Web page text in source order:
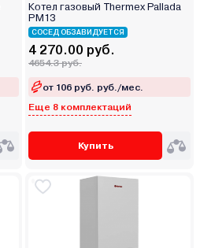
Котел газовый Thermex Pallada
PM13
СОСЕД ОБЗАВИДУЕТСЯ
4 270.00 руб.
4654.3 руб.
от 106 руб. руб./мес.
Еще 8 комплектаций
Купить